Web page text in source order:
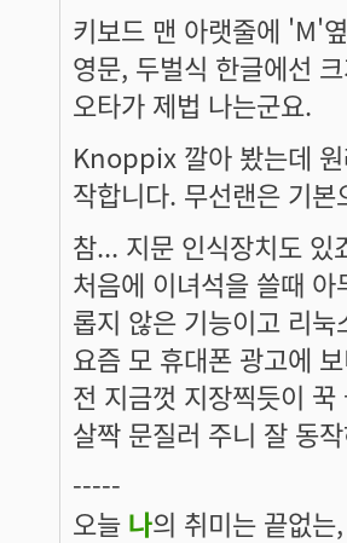
키보드 맨 아랫줄에 'M'
영문, 두벌식 한글에선
오타가 제법 나는군요.
Knoppix 깔아 봤는데
작합니다. 무선랜은 기
참... 지문 인식장치도 있
처음에 이녀석을 쓸때
롭지 않은 기능이고 리
요즘 모 휴대폰 광고에
전 지금껏 지장찍듯이
살짝 문질러 주니 잘 동
-----
오늘 나의 취미는 끝없